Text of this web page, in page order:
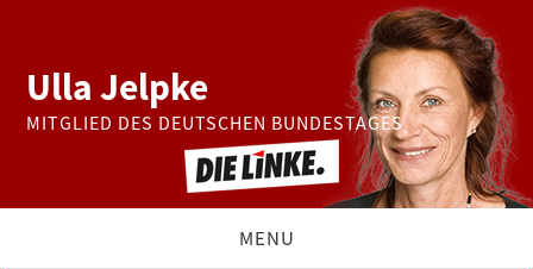
Ulla Jelpke
MITGLIED DES DEUTSCHEN BUNDESTAGES
MENU